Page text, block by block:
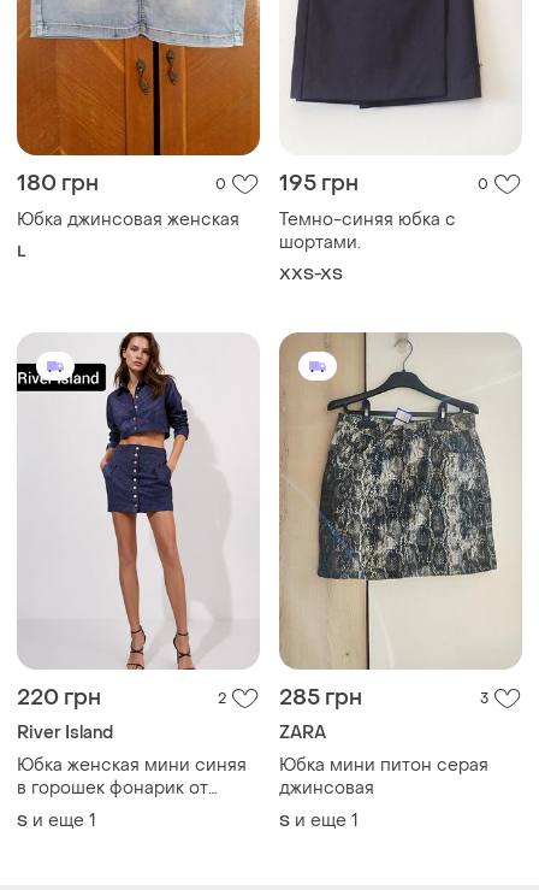
180 грн 0
Юбка джинсовая женская
L
195 грн 0
Темно-синяя юбка с
шортами.
XXS-XS
220 грн 2
River Island
Юбка женская мини синяя
в горошек фонарик от
бренда river island s
S и еще 1
285 грн 3
ZARA
Юбка мини питон серая
джинсовая
S и еще 1